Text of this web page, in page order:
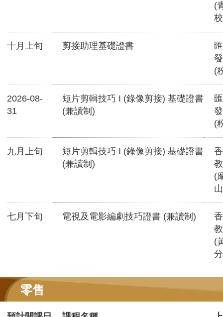
(
十月上旬 剪接助理基礎證書
(
2026-08-
31
短片剪輯技巧 I (錄像剪接) 基礎證書
(兼讀制)
(
九月上旬
短片剪輯技巧 I (錄像剪接) 基礎證書
(兼讀制)
(
七月下旬 電視及電影編劇技巧證書 (兼讀制)
(
零售